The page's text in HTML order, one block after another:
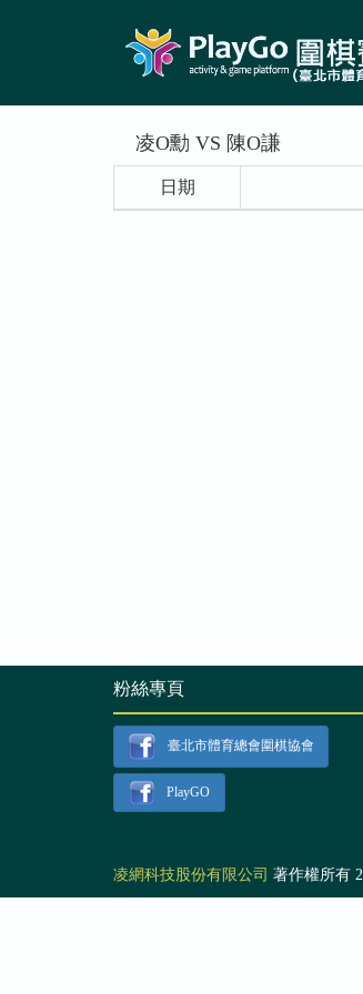
凌O勳 VS 陳O謙
日期
粉絲專頁
臺北市體育總會圍棋協會
PlayGO
凌網科技股份有限公司 著作權所有